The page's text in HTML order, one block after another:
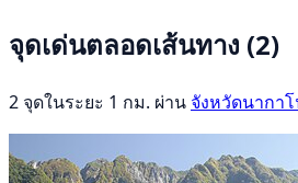
จุดเด่นตลอดเส้นทาง (2)
2 จุดในระยะ 1 กม. ผ่าน จังหวัดนากา